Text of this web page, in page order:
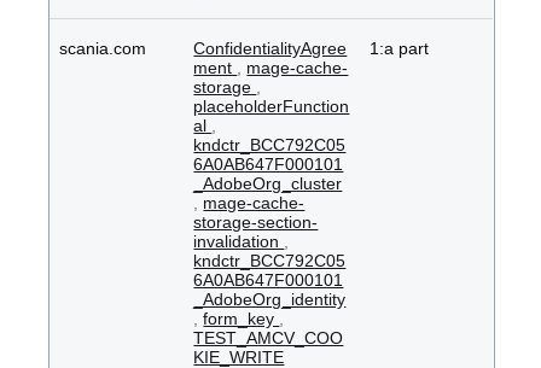
scania.com
ConfidentialityAgree
ment
mage-cache-
storage
placeholderFunction
al
kndctr_BCC792C05
6A0AB647F000101
_AdobeOrg_cluster
mage-cache-
storage-section-
invalidation
kndctr_BCC792C05
6A0AB647F000101
_AdobeOrg_identity
,form_key
TEST_AMCV_COO
KIE_WRITE
1:a part